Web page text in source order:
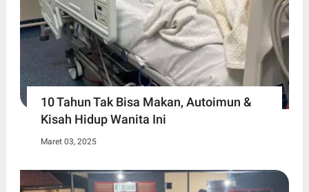
10 Tahun Tak Bisa Makan, Autoimun &
Kisah Hidup Wanita Ini
Maret 03, 2025